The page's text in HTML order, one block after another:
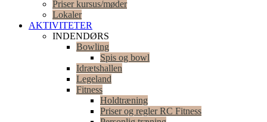
Priser kursus/møder
Lokaler
AKTIVITETER
INDENDØRS
Bowling
Spis og bowl
Idrætshallen
Legeland
Fitness
Holdtræning
Priser og regler RC Fitness